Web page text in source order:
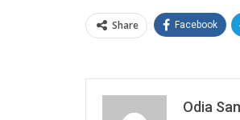
Share Facebook
Odia